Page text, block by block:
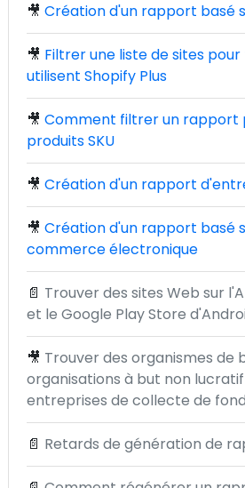
🎥 Création d'un rapport basé
🎥 Filtrer une liste de sites
utilisent Shopify Plus
🎥 Comment filtrer un rapport
produits SKU
🎥 Création d'un rapport
🎥 Création d'un rapport basé
commerce électronique
📄 Trouver des sites Web sur
et le Google Play Store
🎥 Trouver des organismes de
organisations à but non
entreprises de collecte de
📄 Retards de génération de